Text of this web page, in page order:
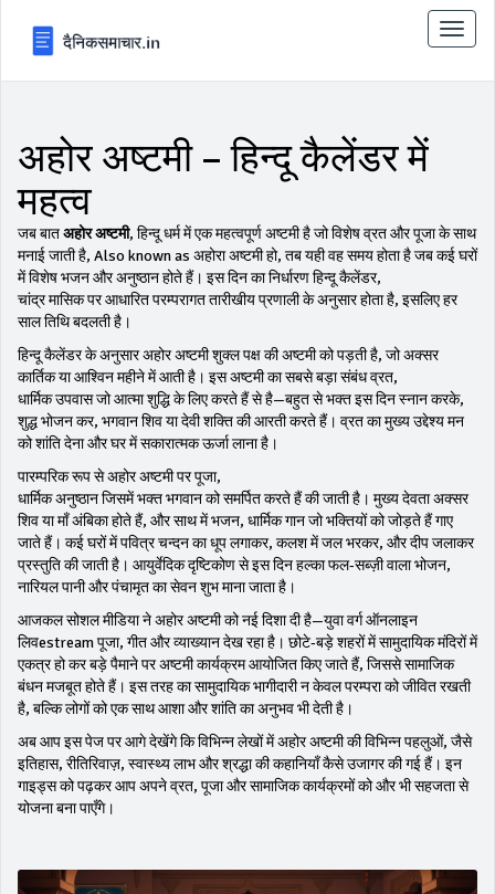
टॉगल
से
अहोर अष्टमी – हिन्दू कैलेंडर में
महत्व
जब बातअहोर अष्टमी, हिन्दू धर्म में एक महत्वपूर्ण अष्टमी है जो विशेष व्रत और पूजा के साथ
मनाई जाती है, Also known as अहोरा अष्टमीहो, तब यही वह समय होता है जब कई घरों
में विशेष भजन और अनुष्ठान होते हैं। इस दिन का निर्धारणहिन्दू कैलेंडर,
चांद्र मासिक पर आधारित परम्परागत तारीखीय प्रणालीके अनुसार होता है, इसलिए हर
साल तिथि बदलती है।
हिन्दू कैलेंडर के अनुसार अहोर अष्टमी शुक्ल पक्ष की अष्टमी को पड़ती है, जो अक्सर
कार्तिक या आश्विन महीने में आती है। इस अष्टमी का सबसे बड़ा संबंधव्रत,
धार्मिक उपवास जो आत्मा शुद्धि के लिए करते हैंसे है—बहुत से भक्त इस दिन स्नान करके,
शुद्ध भोजन कर, भगवान शिव या देवी शक्ति की आरती करते हैं। व्रत का मुख्य उद्देश्य मन
को शांति देना और घर में सकारात्मक ऊर्जा लाना है।
पारम्परिक रूप से अहोर अष्टमी परपूजा,
धार्मिक अनुष्ठान जिसमें भक्त भगवान को समर्पित करते हैंकी जाती है। मुख्य देवता अक्सर
शिव या माँ अंबिका होते हैं, और साथ मेंभजन, धार्मिक गान जो भक्तियों को जोड़ते हैंगाए
जाते हैं। कई घरों में पवित्र चन्दन का धूप लगाकर, कलश में जल भरकर, और दीप जलाकर
प्रस्तुति की जाती है। आयुर्वेदिक दृष्टिकोण से इस दिन हल्का फल‑सब्ज़ी वाला भोजन,
नारियल पानी और पंचामृत का सेवन शुभ माना जाता है।
आजकल सोशल मीडिया ने अहोर अष्टमी को नई दिशा दी है—युवा वर्ग ऑनलाइन
लिवestream पूजा, गीत और व्याख्यान देख रहा है। छोटे‑बड़े शहरों में सामुदायिक मंदिरों में
एकत्र हो कर बड़े पैमाने पर अष्टमी कार्यक्रम आयोजित किए जाते हैं, जिससे सामाजिक
बंधन मजबूत होते हैं। इस तरह का सामुदायिक भागीदारी न केवल परम्परा को जीवित रखती
है, बल्कि लोगों को एक साथ आशा और शांति का अनुभव भी देती है।
अब आप इस पेज पर आगे देखेंगे कि विभिन्न लेखों में अहोर अष्टमी की विभिन्न पहलुओं, जैसे
इतिहास, रीतिरिवाज़, स्वास्थ्य लाभ और श्रद्धा की कहानियाँ कैसे उजागर की गई हैं। इन
गाइड्स को पढ़कर आप अपने व्रत, पूजा और सामाजिक कार्यक्रमों को और भी सहजता से
योजना बना पाएँगे।